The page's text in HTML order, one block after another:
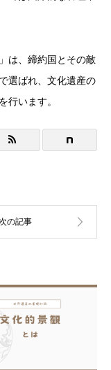
は、締約国とその敵
選ばれ、文化遺産の
行います。